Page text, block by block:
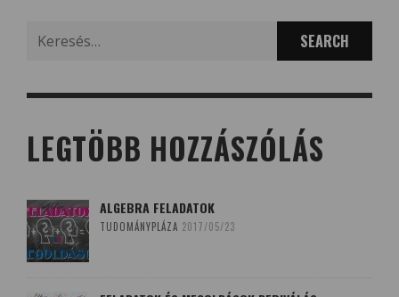
for:
LEGTÖBB HOZZÁSZÓLÁS
ALGEBRA FELADATOK
TUDOMÁNYPLÁZA 2017/05/23